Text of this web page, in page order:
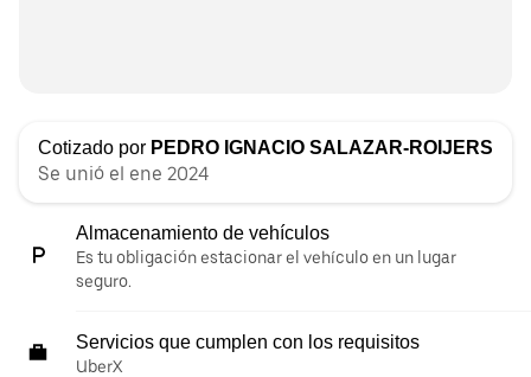
Cotizado por PEDRO IGNACIO SALAZAR-ROIJERS
Se unió el ene 2024
Almacenamiento de vehículos
Es tu obligación estacionar el vehículo en un lugar
seguro.
Servicios que cumplen con los requisitos
UberX